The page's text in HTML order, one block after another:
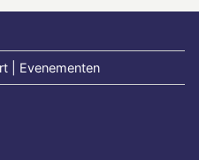
| Evenementen